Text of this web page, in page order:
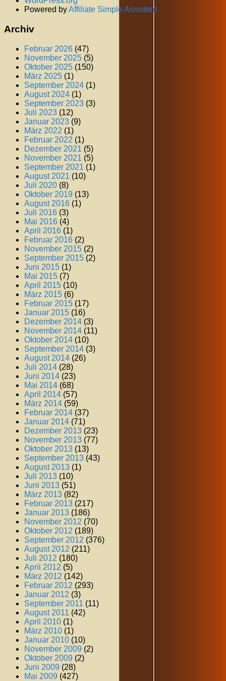
Powered byAffiliate Simple Assistent
Archiv
Februar 2026 (47)
November 2025 (5)
Oktober 2025 (150)
März 2025 (1)
September 2024 (1)
August 2024 (1)
September 2023 (3)
Juli 2023 (12)
Januar 2023 (9)
März 2022 (1)
Februar 2022 (1)
Dezember 2021 (5)
November 2021 (5)
September 2021 (1)
August 2021 (10)
Juli 2020 (8)
Oktober 2019 (13)
August 2016 (1)
Juli 2016 (3)
Mai 2016 (4)
April 2016 (1)
Februar 2016 (2)
November 2015 (2)
September 2015 (2)
Juni 2015 (1)
Mai 2015 (7)
April 2015 (10)
März 2015 (6)
Februar 2015 (17)
Januar 2015 (16)
Dezember 2014 (3)
November 2014 (11)
Oktober 2014 (10)
September 2014 (3)
August 2014 (26)
Juli 2014 (28)
Juni 2014 (23)
Mai 2014 (68)
April 2014 (57)
März 2014 (59)
Februar 2014 (37)
Januar 2014 (71)
Dezember 2013 (23)
November 2013 (77)
Oktober 2013 (13)
September 2013 (43)
August 2013 (1)
Juli 2013 (10)
Juni 2013 (51)
März 2013 (82)
Februar 2013 (217)
Januar 2013 (186)
November 2012 (70)
Oktober 2012 (189)
September 2012 (376)
August 2012 (211)
Juli 2012 (180)
April 2012 (5)
März 2012 (142)
Februar 2012 (293)
Januar 2012 (3)
September 2011 (11)
August 2011 (42)
April 2010 (1)
März 2010 (1)
Januar 2010 (10)
November 2009 (2)
Oktober 2009 (2)
Juni 2009 (28)
Mai 2009 (427)